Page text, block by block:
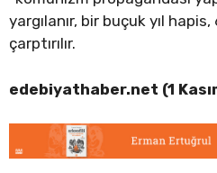
yargılanır, bir buçuk yıl
çarptırılır.
edebiyathaber.net (1